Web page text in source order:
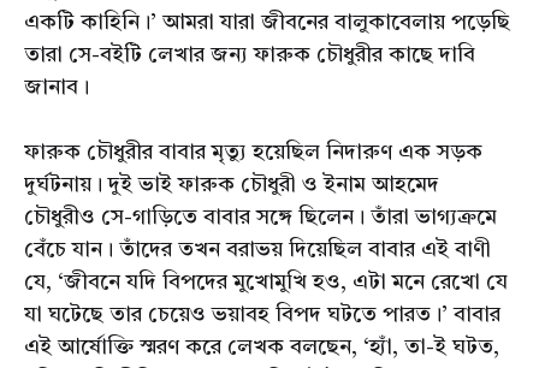
একটি কাহিনি।’ আমরা যারা জীবনের বালুকাবেলায় পড়েছি
তারা সে-বইটি লেখার জন্য ফারুক চৌধুরীর কাছে দাবি
জানাব।
ফারুক চৌধুরীর বাবার মৃত্যু হয়েছিল নিদারুণ এক সড়ক
দুর্ঘটনায়। দুই ভাই ফারুক চৌধুরী ও ইনাম আহমেদ
চৌধুরীও সে-গাড়িতে বাবার সঙ্গে ছিলেন। তাঁরা ভাগ্যক্রমে
বেঁচে যান। তাঁদের তখন বরাভয় দিয়েছিল বাবার এই বাণী
যে, ‘জীবনে যদি বিপদের মুখোমুখি হও, এটা মনে রেখো যে
যা ঘটেছে তার চেয়েও ভয়াবহ বিপদ ঘটতে পারত।’ বাবার
এই আর্ষোক্তি স্মরণ করে লেখক বলছেন, ‘হ্যাঁ, তা-ই ঘটত,